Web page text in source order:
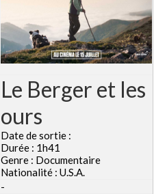
Le Berger et les
ours
Date de sortie :
Durée : 1h41
Genre : Documentaire
Nationalité : U.S.A.
-